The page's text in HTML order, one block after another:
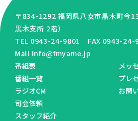
番組表
番組一覧
ラジオCM
司会依頼
スタッフ紹介
メッ
プレ
お問
〒834-1292 福岡県八女市黒木町今
黒木支所 2階）
TEL 0943-24-9801 FAX 0943-24-
Mail info@fmyame.jp